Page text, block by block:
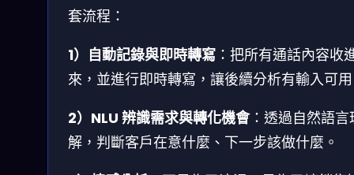
套流程：
1）自動記錄與即時轉寫 ：把所有通話內容收
來，並進行即時轉寫，讓後續分析有輸入可
2）NLU 辨識需求與轉化機會：透過自然語言
解，判斷客戶在意什麼、下一步該做什麼。